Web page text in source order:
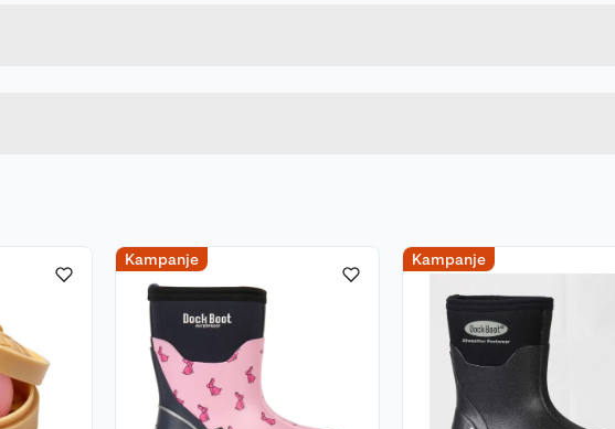
Kampanje Kampanje